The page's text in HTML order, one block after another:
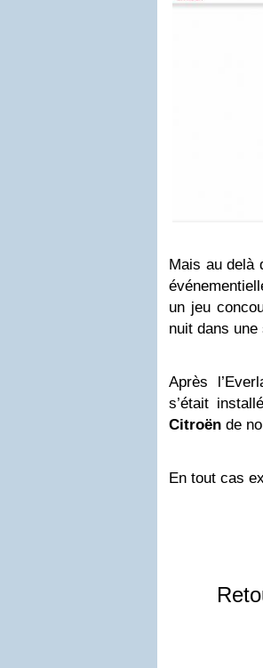
Mais au delà
un jeu
nuit dans
Après
s’était
Citroën de
En tout cas